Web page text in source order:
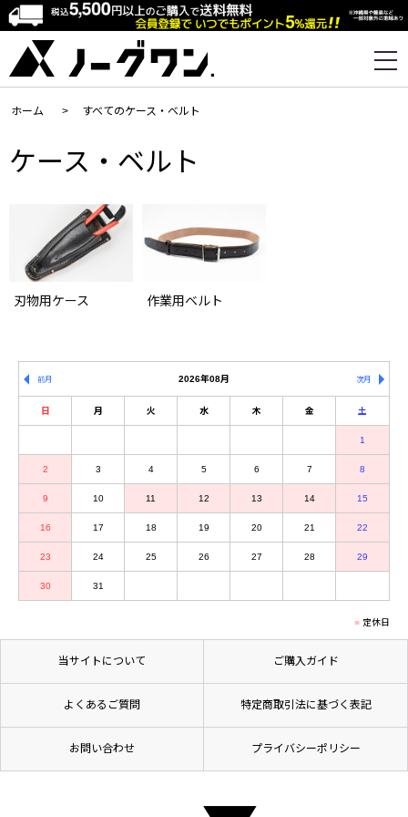
ホーム > すべてのケース・ベルト
ケース・ベルト
刃物用ケース 作業用ベルト
2026年08月
前月 次月
日 月 火 水 木 金 土
1
2 3 4 5 6 7 8
9 10 11 12 13 14 15
16 17 18 19 20 21 22
23 24 25 26 27 28 29
30 31
定休日
当サイトについて ご購入ガイド
よくあるご質問 特定商取引法に基づく表記
お問い合わせ プライバシーポリシー